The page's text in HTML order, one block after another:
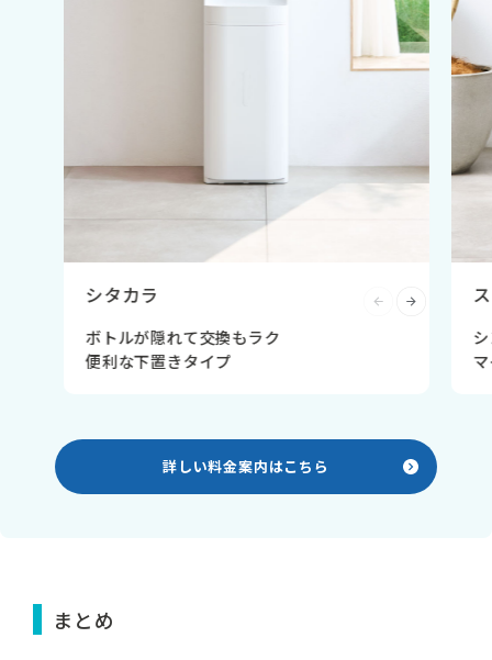
シタカラ
ボトルが隠れて交換もラク
便利な下置きタイプ
詳しい料金案内はこちら
まとめ